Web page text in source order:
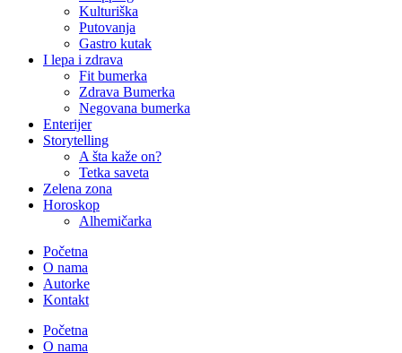
Kulturiška
Putovanja
Gastro kutak
I lepa i zdrava
Fit bumerka
Zdrava Bumerka
Negovana bumerka
Enterijer
Storytelling
A šta kaže on?
Tetka saveta
Zelena zona
Horoskop
Alhemičarka
Početna
O nama
Autorke
Kontakt
Početna
O nama